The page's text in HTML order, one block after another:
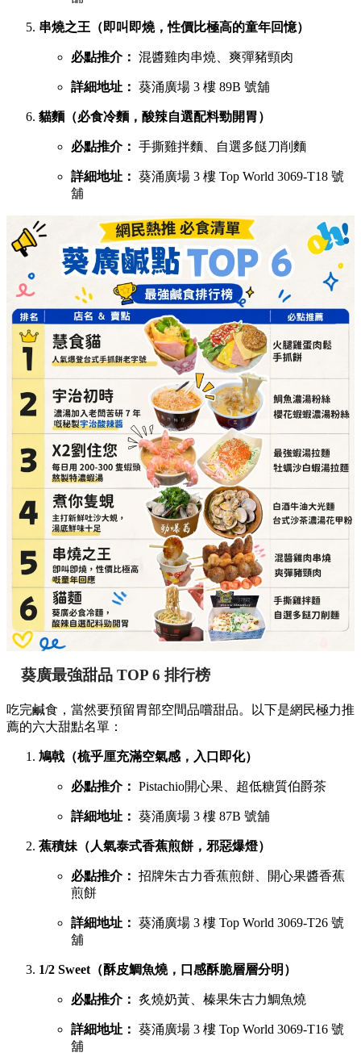
串燒之王（即叫即燒，性價比極高的童年回憶）
必點推介： 混醬雞肉串燒、爽彈豬頸肉
詳細地址： 葵涌廣場 3 樓 89B 號舖
貓麵（必食冷麵，酸辣自選配料勁開胃）
必點推介： 手撕雞拌麵、自選多餸刀削麵
詳細地址： 葵涌廣場 3 樓 Top World 3069-T18 號
舖
葵廣最強甜品 TOP 6 排行榜
吃完鹹食，當然要預留胃部空間品嚐甜品。以下是網民極力推
薦的六大甜點名單：
鳩戟（梳乎厘充滿空氣感，入口即化）
必點推介： Pistachio開心果、超低糖質伯爵茶
詳細地址： 葵涌廣場 3 樓 87B 號舖
蕉積妹（人氣泰式香蕉煎餅，邪惡爆燈）
必點推介： 招牌朱古力香蕉煎餅、開心果醬香蕉
煎餅
詳細地址： 葵涌廣場 3 樓 Top World 3069-T26 號
舖
1/2 Sweet（酥皮鯛魚燒，口感酥脆層層分明）
必點推介： 炙燒奶黃、榛果朱古力鯛魚燒
詳細地址： 葵涌廣場 3 樓 Top World 3069-T16 號
舖